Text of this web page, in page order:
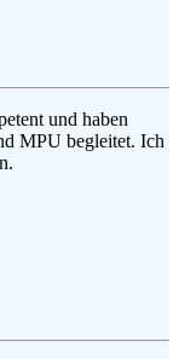
und haben
MPU begleitet. Ich